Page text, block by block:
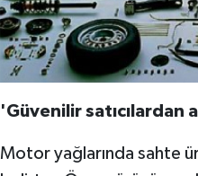
'Güvenilir satıcılardan
Motor yağlarında sahte